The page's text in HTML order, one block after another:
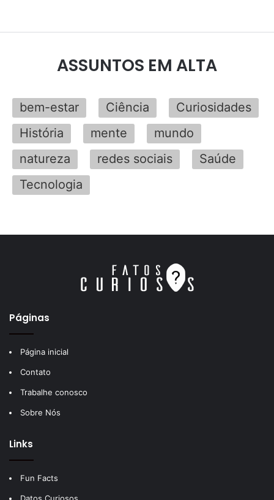
ASSUNTOS EM ALTA
bem-estar Ciência
Curiosidades
História
mente
mundo
natureza
redes sociais
Saúde
Tecnologia
Páginas
Página inicial
Contato
Trabalhe conosco
Sobre Nós
Links
Fun Facts